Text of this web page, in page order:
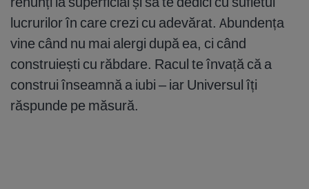
lucrurilor în care crezi cu adevărat. Abundența
vine când nu mai alergi după ea, ci când
construiești cu răbdare. Racul te învață că a
construi înseamnă a iubi – iar Universul îți
răspunde pe măsură.